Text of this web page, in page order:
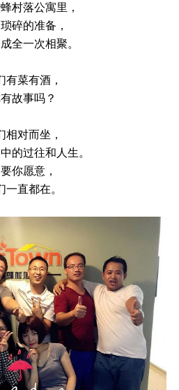
村落公寓里，
碎的准备，
全一次相聚。
有菜有酒，
故事吗？
相对而坐，
的过往和人生。
你愿意，
一直都在。